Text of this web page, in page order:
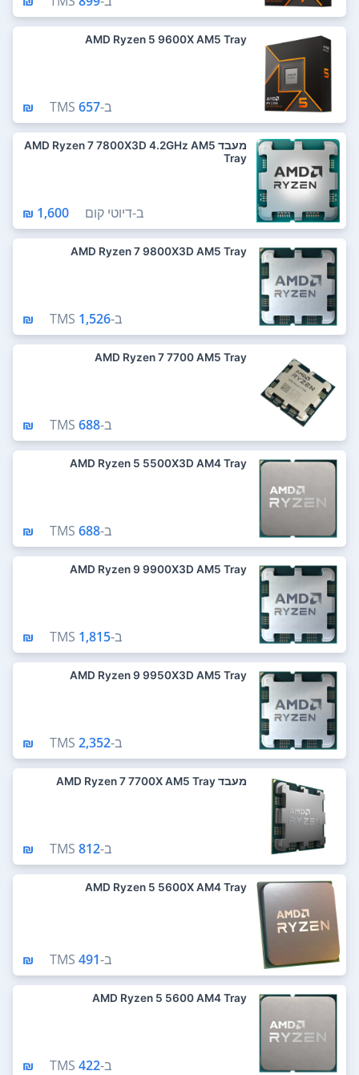
AMD Ryzen 5 9600X AM5 Tray
ב- TMS 657 ₪
מעבד AMD Ryzen 7 7800X3D 4.2GHz AM5
Tray
ב-דיוטי קום 1,600 ₪
AMD Ryzen 7 9800X3D AM5 Tray
ב- TMS 1,526 ₪
AMD Ryzen 7 7700 AM5 Tray
ב- TMS 688 ₪
AMD Ryzen 5 5500X3D AM4 Tray
ב- TMS 688 ₪
AMD Ryzen 9 9900X3D AM5 Tray
ב- TMS 1,815 ₪
AMD Ryzen 9 9950X3D AM5 Tray
ב- TMS 2,352 ₪
מעבד AMD Ryzen 7 7700X AM5 Tray
ב- TMS 812 ₪
AMD Ryzen 5 5600X AM4 Tray
ב- TMS 491 ₪
AMD Ryzen 5 5600 AM4 Tray
ב- TMS 422 ₪